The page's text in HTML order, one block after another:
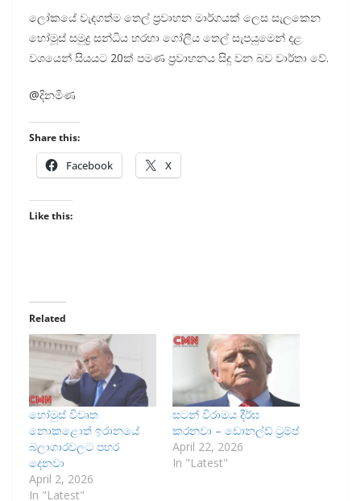
ලෝකයේ වැදගත්ම තෙල් ප්‍රවාහන මාර්ගයක් ලෙස සැලකෙන
හෝමූස් සමුද්‍ර සන්ධිය හරහා ගෝලීය තෙල් සැපයුමෙන් දළ
වශයෙන් සියයට 20ක් පමණ ප්‍රවාහනය සිදු වන බව වාර්තා වේ.
@දිනමිණ
Share this:
Facebook X
Like this:
Related
හෝමුස් විවෘත
නොකළොත් ඉරානයේ
බලාගාරවලට පහර
දෙනවා
April 2, 2026
In "Latest"
සටන් විරාමය දීර්ඝ
කරනවා – ඩොනල්ඩ් ට්‍රම්ප්
April 22, 2026
In "Latest"